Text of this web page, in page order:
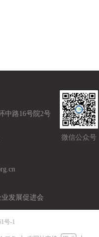
中路16号院2号
微信公众号
发展促进会
号-1